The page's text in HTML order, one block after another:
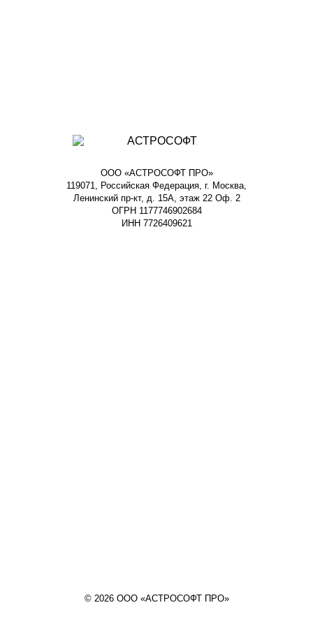
ООО «АСТРОСОФТ ПРО»
119071, Российская Федерация, г. Москва,
Ленинский пр-кт, д. 15А, этаж 22 Оф. 2
ОГРН 1177746902684
ИНН 7726409621
© 2026 ООО «АСТРОСОФТ ПРО»